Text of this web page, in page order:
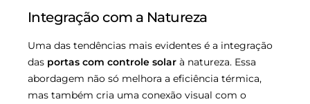
Integração com a Natureza
Uma das tendências mais evidentes é a integração
das portas com controle solar à natureza. Essa
abordagem não só melhora a eficiência térmica,
mas também cria uma conexão visual com o